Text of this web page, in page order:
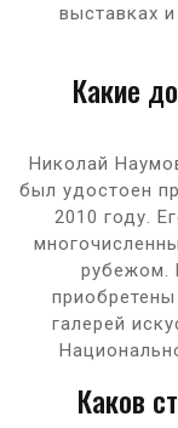
выставках
Какие
Николай
был удостоен
2010 году.
рубежом.
галерей
Каков